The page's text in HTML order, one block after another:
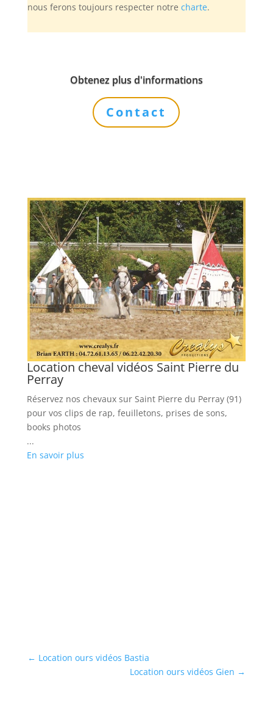
nous ferons toujours respecter notre charte.
Obtenez plus d'informations
Contact
Location cheval vidéos Saint Pierre du
Perray
Réservez nos chevaux sur Saint Pierre du Perray (91)
pour vos clips de rap, feuilletons, prises de sons,
books photos
...
En savoir plus
← Location ours vidéos Bastia
Location ours vidéos Gien →